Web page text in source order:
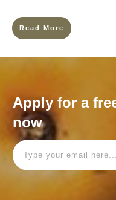
Read More
Apply for a
now